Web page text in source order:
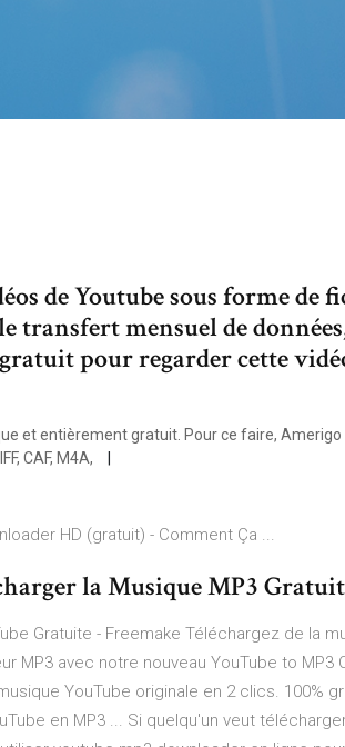
de Youtube sous forme de
transfert mensuel de
pour regarder cette
et entièrement gratuit. Pour ce faire, Amerigo
CAF, M4A,
HD (gratuit) - Comment Ça ...
la Musique MP3
Gratuite - Freemake Téléchargez de la
MP3 avec notre nouveau YouTube to MP3
YouTube originale en 2 clics. 100%
en MP3 ... Si quelqu'un veut